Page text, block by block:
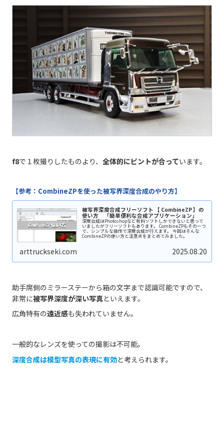
f8で１枚撮りしたものより、 全体的にピントが合っています。
【参考：CombineZPを使った被写界深度合成のやり方】
被写界深度合成フリーソフト 【 CombineZP 】の
使い方 「簡単便利な合成アプリケーション」
深度合成はPhotoshopなど有料ソフトしかできないと思って
いましたがフリーソフトもあります。 CombineZPもその一つ
で、シンプルな操作で深度合成が行えます。 今回はそんな
CombineZPの使い方と注意点をまとめてみました。
arttruckseki.com 2025.08.20
助手席側のミラーステーから箱の文字まで認識可能ですので、
非常に被写界深度が深い写真といえます。
広角特有の遠近感も失われていません。
一般的なレンズを使っての撮影は不可能。
深度合成は模型写真の表現に有効と考えられます。